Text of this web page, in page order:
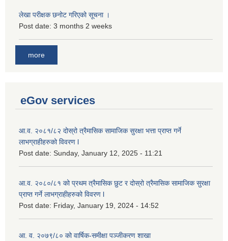
लेखा परीक्षक छनोट गरिएको सूचना ।
Post date: 3 months 2 weeks
more
eGov services
आ.व. २०८१/८२ दोस्रो त्रैमासिक सामाजिक सुरक्षा भत्ता प्राप्त गर्ने
लाभग्राहीहरुको विवरण l
Post date: Sunday, January 12, 2025 - 11:21
आ.व. २०८०/८१ को प्रथम त्रैमासिक छुट र दोस्रो त्रैमासिक सामाजिक सुरक्षा
प्राप्त गर्ने लाभग्राहीहरुको विवरण l
Post date: Friday, January 19, 2024 - 14:52
आ. व. २०७९/८० को वार्षिक-समीक्षा पञ्जीकरण शाखा